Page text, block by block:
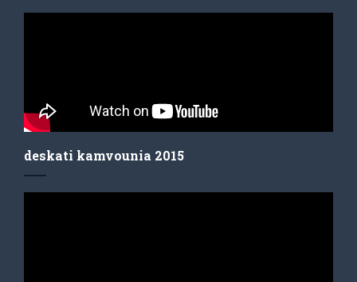
deskati kamvounia 2015